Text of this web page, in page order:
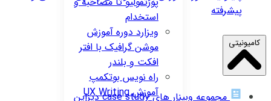
استخدام
ویزارددوره آموزش
موشن گرافیک با افتر
افکت و بلندر
راه نویسبوتکمپ
آموزش UX Writing
پیشرفته
کامیونیتی
مجموعه وبینار های case study دیزاین